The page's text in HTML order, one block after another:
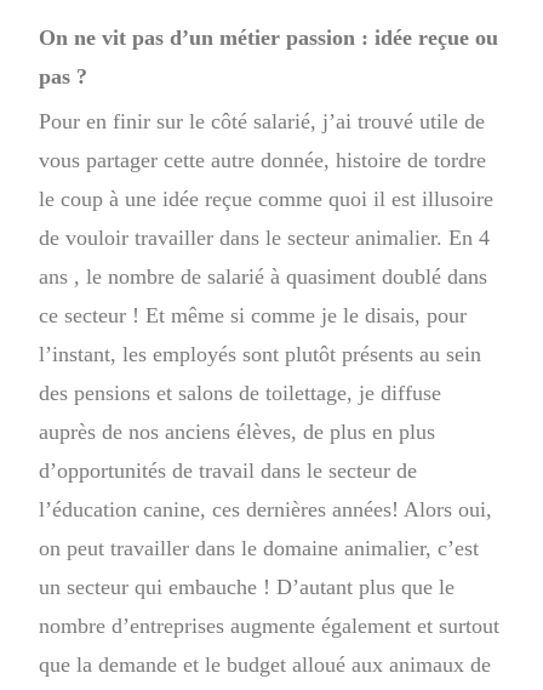
On ne vit pas d’un métier passion : idée reçue ou
pas ?
Pour en finir sur le côté salarié, j’ai trouvé utile de
vous partager cette autre donnée, histoire de tordre
le coup à une idée reçue comme quoi il est illusoire
de vouloir travailler dans le secteur animalier. En 4
ans , le nombre de salarié à quasiment doublé dans
ce secteur ! Et même si comme je le disais, pour
l’instant, les employés sont plutôt présents au sein
des pensions et salons de toilettage, je diffuse
auprès de nos anciens élèves, de plus en plus
d’opportunités de travail dans le secteur de
l’éducation canine, ces dernières années! Alors oui,
on peut travailler dans le domaine animalier, c’est
un secteur qui embauche ! D’autant plus que le
nombre d’entreprises augmente également et surtout
que la demande et le budget alloué aux animaux de